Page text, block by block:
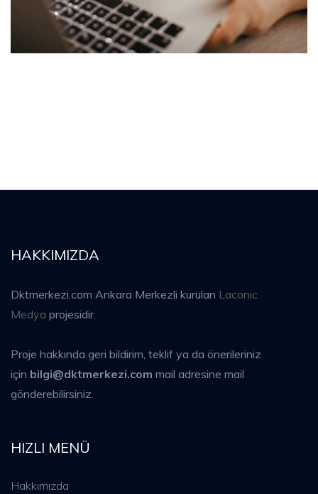
HAKKIMIZDA
Dktmerkezi.com Ankara Merkezli kurulan Laconic
Medya projesidir.
Proje hakkında geri bildirim, teklif ya da önerileriniz
için bilgi@dktmerkezi.com mail adresine mail
gönderebilirsiniz.
HIZLI MENÜ
Hakkımızda